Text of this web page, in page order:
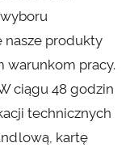
nasze produkty
warunkom pracy.
ciągu 48 godzin
technicznych
kartę